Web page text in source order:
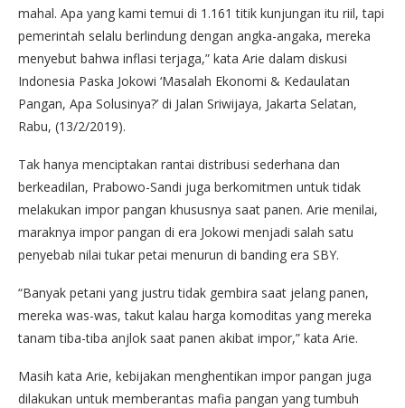
mahal. Apa yang kami temui di 1.161 titik kunjungan itu riil, tapi
pemerintah selalu berlindung dengan angka-angaka, mereka
menyebut bahwa inflasi terjaga,” kata Arie dalam diskusi
Indonesia Paska Jokowi ‘Masalah Ekonomi & Kedaulatan
Pangan, Apa Solusinya?’ di Jalan Sriwijaya, Jakarta Selatan,
Rabu, (13/2/2019).
Tak hanya menciptakan rantai distribusi sederhana dan
berkeadilan, Prabowo-Sandi juga berkomitmen untuk tidak
melakukan impor pangan khususnya saat panen. Arie menilai,
maraknya impor pangan di era Jokowi menjadi salah satu
penyebab nilai tukar petai menurun di banding era SBY.
“Banyak petani yang justru tidak gembira saat jelang panen,
mereka was-was, takut kalau harga komoditas yang mereka
tanam tiba-tiba anjlok saat panen akibat impor,” kata Arie.
Masih kata Arie, kebijakan menghentikan impor pangan juga
dilakukan untuk memberantas mafia pangan yang tumbuh